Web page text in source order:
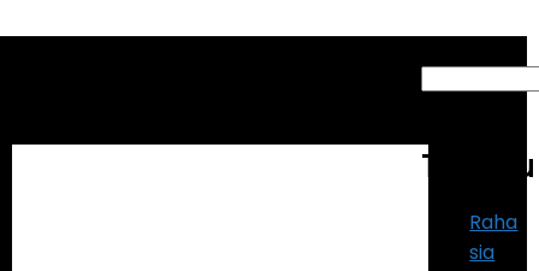
Terbaru
Raha
sia